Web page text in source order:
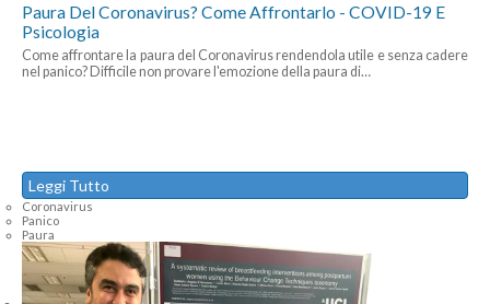
Paura Del Coronavirus? Come Affrontarlo - COVID-19 E
Psicologia
Come affrontare la paura del Coronavirus rendendola utile e senza cadere
nel panico? Difficile non provare l'emozione della paura di…
Leggi Tutto
Coronavirus
Panico
Paura